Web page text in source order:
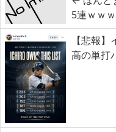
5連ｗｗｗ
【悲報
高の単打